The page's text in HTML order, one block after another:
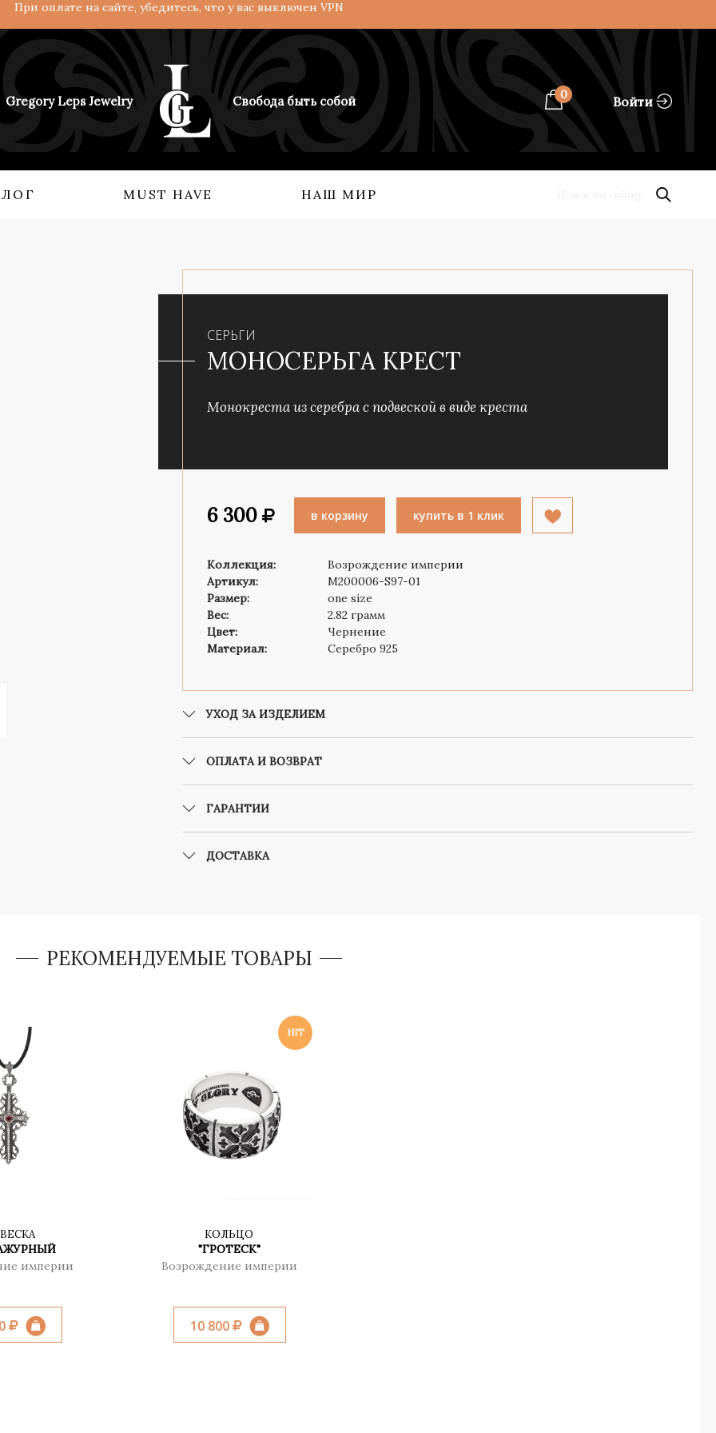
При оплате на сайте, убедитесь, что у вас выключен VPN
Gregory Leps Jewelry Свобода быть собой 0 Войти
Взгляд с востока
Мифология силы
Символ веры
MUST HAVE НАШ МИР
СЕРЬГИ
МОНОСЕРЬГА КРЕСТ
Монокреста из серебра с подвеской в виде креста
6 300 в корзину купить в 1 клик
Коллекция:
Возрождение империи
Артикул:
M200006-S97-01
Размер:
one size
Вес:
2.82 грамм
Цвет:
Чернение
Материал:
Серебро 925
УХОД ЗА ИЗДЕЛИЕМ
ОПЛАТА И ВОЗВРАТ
ГАРАНТИИ
ДОСТАВКА
РЕКОМЕНДУЕМЫЕ ТОВАРЫ
империи
КОЛЬЦО
"ГРОТЕСК"
Возрождение империи
10 800